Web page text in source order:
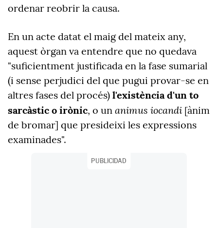
ordenar reobrir la causa.
En un acte datat el maig del mateix any,
aquest òrgan va entendre que no quedava
"suficientment justificada en la fase sumarial
(i sense perjudici del que pugui provar-se en
altres fases del procés) l'existència d'un to
sarcàstic o irònic, o un animus iocandi [ànim
de bromar] que presideixi les expressions
examinades".
PUBLICIDAD